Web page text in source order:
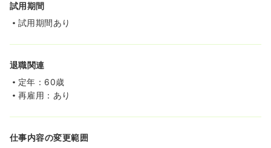
試用期間
試用期間あり
退職関連
定年：60歳
再雇用：あり
仕事内容の変更範囲